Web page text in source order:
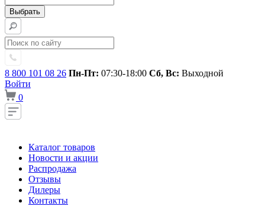
8 800 101 08 26 Пн-Пт: 07:30-18:00 Сб, Вс: Выходной
Войти
0
Каталог товаров
Новости и акции
Распродажа
Отзывы
Дилеры
Контакты